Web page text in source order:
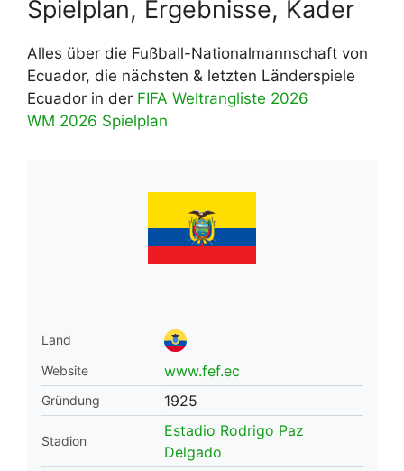
Spielplan, Ergebnisse, Kader
Alles über die Fußball-Nationalmannschaft von
Ecuador, die nächsten & letzten Länderspiele
Ecuador in der FIFA Weltrangliste 2026
WM 2026 Spielplan
Land
Website
www.fef.ec
Gründung 1925
Stadion
Estadio Rodrigo Paz
Delgado